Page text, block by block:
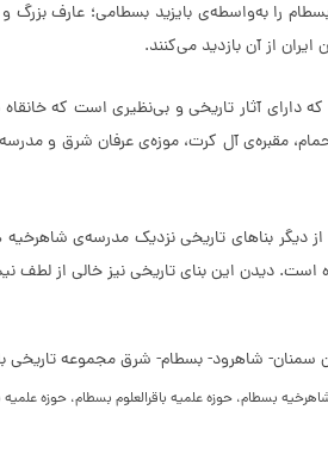
را به‌واسطه‌ی بایزید بسطامی؛ عارف
از آن بازدید می‌کنند.
دارای آثار تاریخی و بی‌نظیری است که خانقاه
حمام، مقبره‌ی آل کرت، موزه‌ی عرفان شرق و
از دیگر بناهای تاریخی نزدیک مدرسه‌ی شاهرخیه
دیدن این بنای تاریخی نیز خالی از لطف
سمنان- شاهرود- بسطام- شرق مجموعه تاریخی
بسطام، حوزه علمیه باقرالعلوم بسطام، حوزه علمیه